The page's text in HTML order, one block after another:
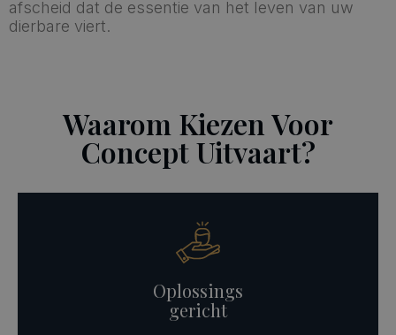
afscheid dat de essentie van het leven van uw
dierbare viert.
Waarom Kiezen Voor
Concept Uitvaart?
Oplossings
gericht